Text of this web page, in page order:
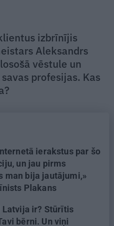
izbrīnījis
Aleksandrs
vēstule un
profesijas. Kas
ierakstus par šo
un jau pirms
man bija jautājumi,»
Plakans
Latvija ir? Stūrītis
bērni. Un viņi